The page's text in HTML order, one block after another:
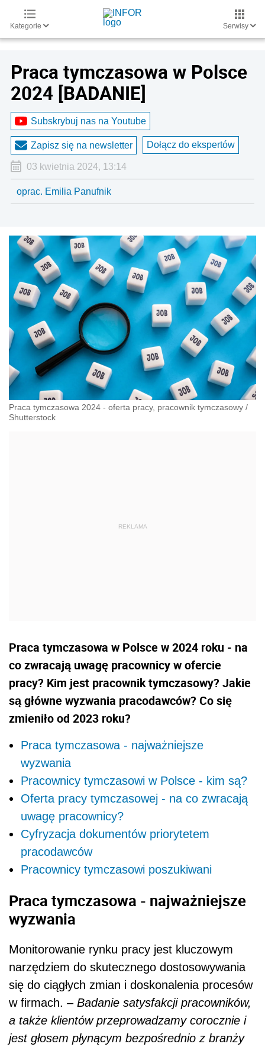
Kategorie Serwisy
Praca tymczasowa w Polsce
2024 [BADANIE]
Subskrybuj nas na Youtube
Zapisz się na newsletter Dołącz do ekspertów
03 kwietnia 2024, 13:14
oprac. Emilia Panufnik
Praca tymczasowa 2024 - oferta pracy, pracownik tymczasowy /
Shutterstock
Praca tymczasowa w Polsce w 2024 roku - na
co zwracają uwagę pracownicy w ofercie
pracy? Kim jest pracownik tymczasowy? Jakie
są główne wyzwania pracodawców? Co się
zmieniło od 2023 roku?
Praca tymczasowa - najważniejsze
wyzwania
Pracownicy tymczasowi w Polsce - kim są?
Oferta pracy tymczasowej - na co zwracają
uwagę pracownicy?
Cyfryzacja dokumentów priorytetem
pracodawców
Pracownicy tymczasowi poszukiwani
Praca tymczasowa - najważniejsze
wyzwania
Monitorowanie rynku pracy jest kluczowym
narzędziem do skutecznego dostosowywania
się do ciągłych zmian i doskonalenia procesów
w firmach. – Badanie satysfakcji pracowników,
a także klientów przeprowadzamy corocznie i
jest głosem płynącym bezpośrednio z branży